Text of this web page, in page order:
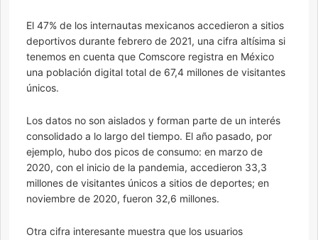
El 47% de los internautas mexicanos accedieron a sitios
deportivos durante febrero de 2021, una cifra altísima si
tenemos en cuenta que Comscore registra en México
una población digital total de 67,4 millones de visitantes
únicos.
Los datos no son aislados y forman parte de un interés
consolidado a lo largo del tiempo. El año pasado, por
ejemplo, hubo dos picos de consumo: en marzo de
2020, con el inicio de la pandemia, accedieron 33,3
millones de visitantes únicos a sitios de deportes; en
noviembre de 2020, fueron 32,6 millones.
Otra cifra interesante muestra que los usuarios